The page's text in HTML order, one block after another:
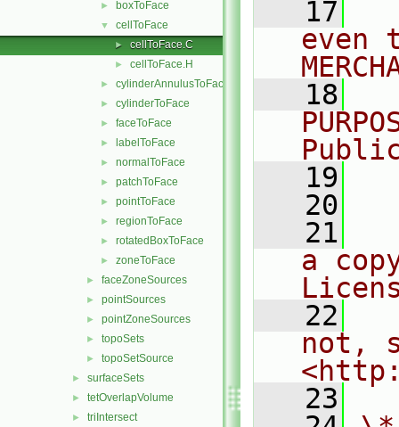
► boxToFace
▼ cellToFace
► cellToFace.C
► cellToFace.H
► cylinderAnnulusToFace
► cylinderToFace
► faceToFace
► labelToFace
► normalToFace
► patchToFace
► pointToFace
► regionToFace
► rotatedBoxToFace
► zoneToFace
► faceZoneSources
► pointSources
► pointZoneSources
► topoSets
► topoSetSource
► surfaceSets
► tetOverlapVolume
► triIntersect
   17
even
   18
   19
   20
   21
a
   22
not,
   23